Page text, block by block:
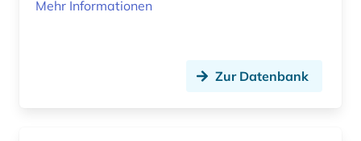
Mehr Informationen
Zur Datenbank